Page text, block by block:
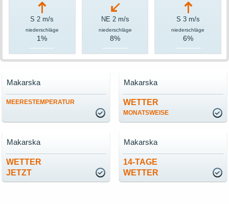
S 2 m/s
niederschläge
1%
NE 2 m/s
niederschläge
8%
S 3 m/s
niederschläge
6%
MEERESTEMPERATUR
Makarska
WETTER
MONATSWEISE
Makarska
WETTER
JETZT
Makarska
14-TAGE
WETTER
Makarska